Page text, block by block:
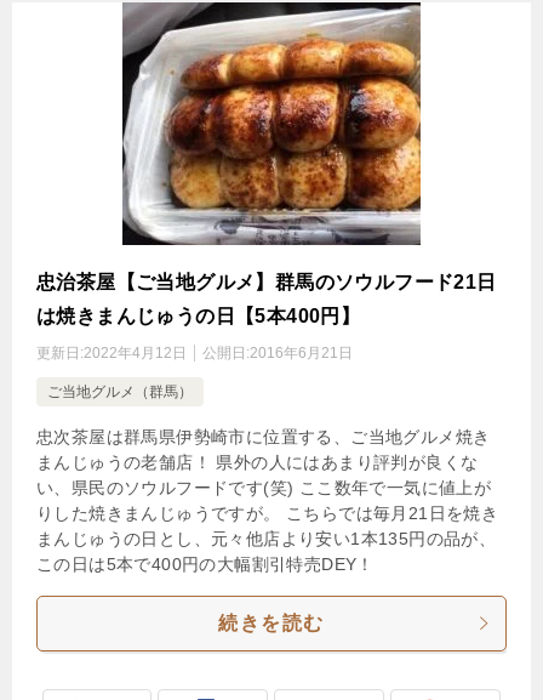
忠治茶屋【ご当地グルメ】群馬のソウルフード21日
は焼きまんじゅうの日【5本400円】
更新日:2022年4月12日 公開日:2016年6月21日
ご当地グルメ（群馬）
忠次茶屋は群馬県伊勢崎市に位置する、ご当地グルメ焼き
まんじゅうの老舗店！ 県外の人にはあまり評判が良くな
い、県民のソウルフードです(笑) ここ数年で一気に値上が
りした焼きまんじゅうですが。 こちらでは毎月21日を焼き
まんじゅうの日とし、元々他店より安い1本135円の品が、
この日は5本で400円の大幅割引特売DEY！
続きを読む